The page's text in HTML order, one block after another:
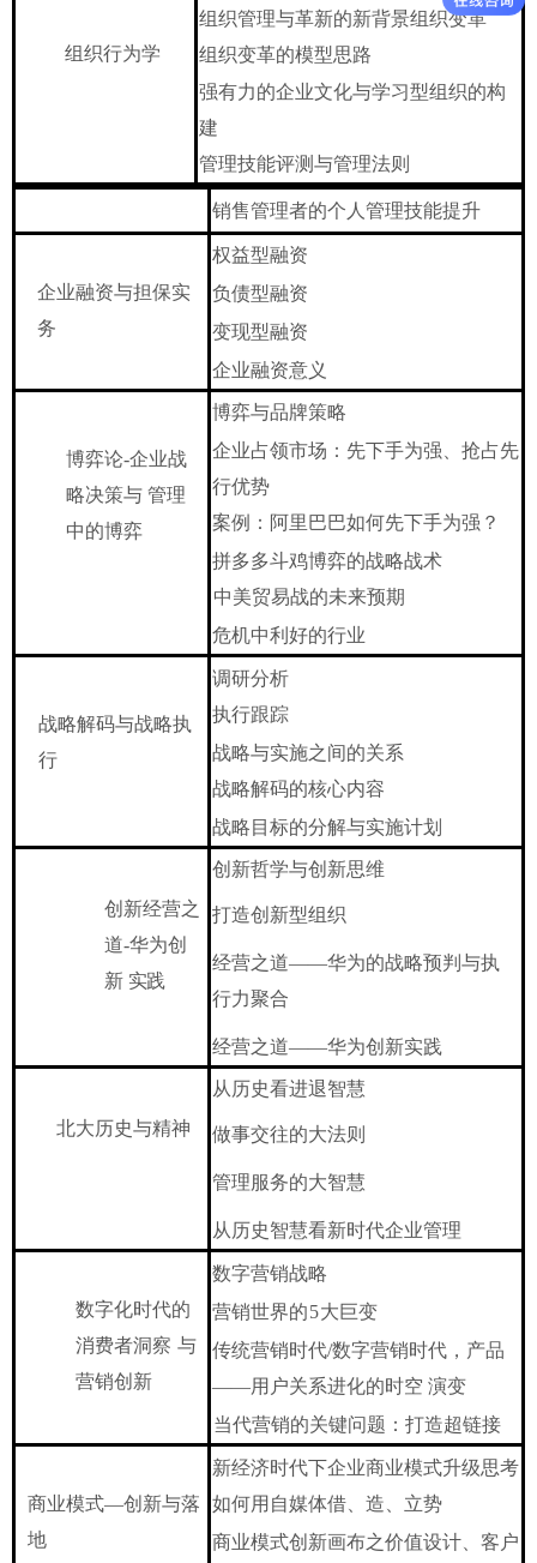
组织行为学
组织管理与革新的新背景组织变革
组织变革的模型思路
强有力的企业文化与学习型组织的构
建
管理技能评测与管理法则
销售管理者的个人管理技能提升
企业融资与担保实
务
权益型融资
负债型融资
变现型融资
企业融资意义
博弈论-企业战
略决策与 管理
中的博弈
博弈与品牌策略
企业占领市场：先下手为强、抢占先
行优势
案例：阿里巴巴如何先下手为强？
拼多多斗鸡博弈的战略战术
中美贸易战的未来预期
危机中利好的行业
战略解码与战略执
行
调研分析
执行跟踪
战略与实施之间的关系
战略解码的核心内容
战略目标的分解与实施计划
创新经营之
道-华为创
新 实践
创新哲学与创新思维
打造创新型组织
经营之道——华为的战略预判与执
行力聚合
经营之道——华为创新实践
北大历史与精神
从历史看进退智慧
做事交往的大法则
管理服务的大智慧
从历史智慧看新时代企业管理
数字化时代的
消费者洞察 与
营销创新
数字营销战略
营销世界的5大巨变
传统营销时代/数字营销时代，产品
——用户关系进化的时空 演变
当代营销的关键问题：打造超链接
商业模式—创新与落
地
新经济时代下企业商业模式升级思考
如何用自媒体借、造、立势
商业模式创新画布之价值设计、客户